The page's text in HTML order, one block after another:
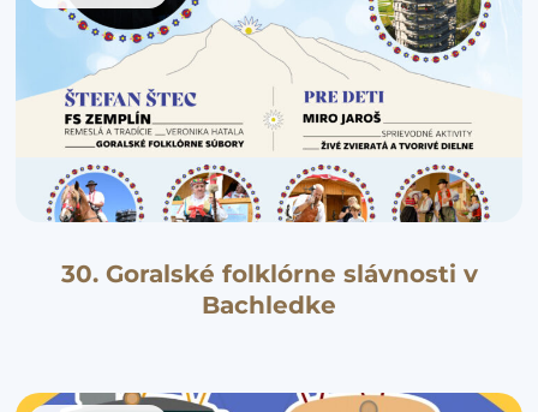
30. Goralské folklórne slávnosti v
Bachledke